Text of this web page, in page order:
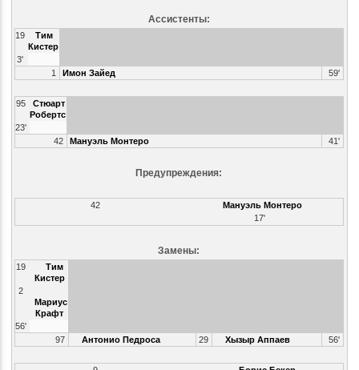
Ассистенты:
19
Тим
Кистер
3'
1
Имон Зайед 59'
95
Стюарт
Робертс
23'
42
Мануэль Монтеро 41'
Предупреждения:
42
Мануэль Монтеро
17'
Замены:
19
Тим
Кистер
2
Мариус
Крафт
56'
97
Антонио Педроса 29 Хызыр Аппаев 56'